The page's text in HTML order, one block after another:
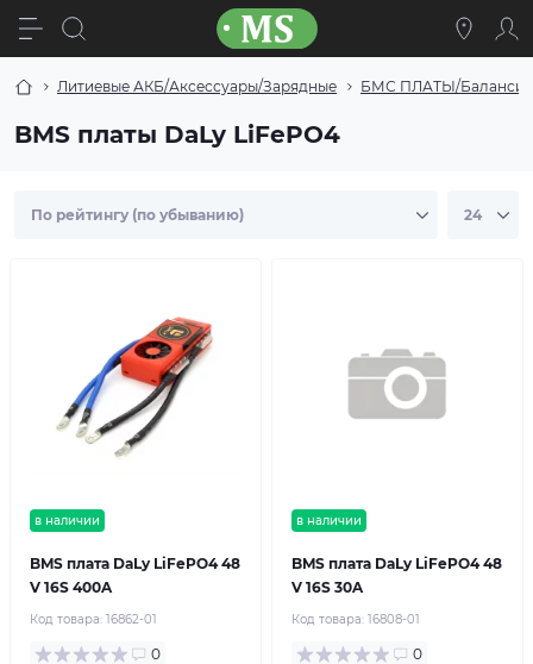
Литиевые АКБ/Аксессуары/Зарядные БМС ПЛАТЫ/
BMS платы DaLy LiFePO4
в наличии
BMS плата DaLy LiFePO4 48
V 16S 400A
Код товара: 16862-01
0
в наличии
BMS плата DaLy LiFePO4 48
V 16S 30A
Код товара: 16808-01
0